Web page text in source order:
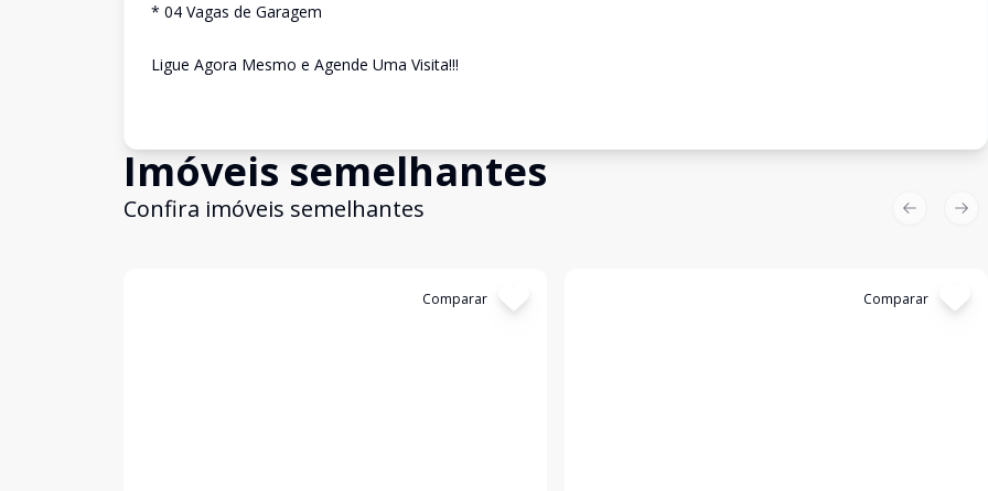
* 04 Vagas de Garagem
Ligue Agora Mesmo e Agende Uma Visita!!!
Imóveis semelhantes
Confira imóveis semelhantes
Comparar Comparar
Previous